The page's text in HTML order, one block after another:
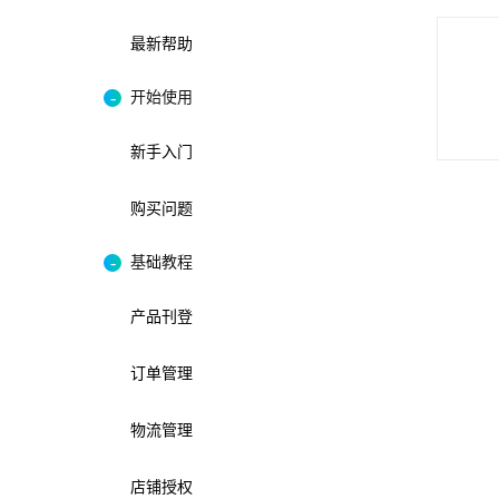
最新帮助
开始使用
新手入门
购买问题
基础教程
产品刊登
订单管理
物流管理
店铺授权